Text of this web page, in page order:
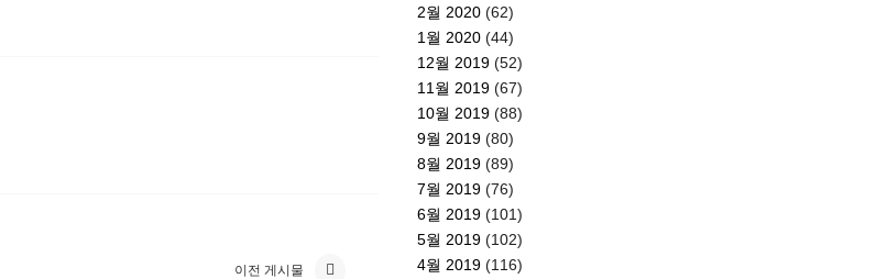
이전 게시물
2월 2020 (62)
1월 2020 (44)
12월 2019 (52)
11월 2019 (67)
10월 2019 (88)
9월 2019 (80)
8월 2019 (89)
7월 2019 (76)
6월 2019 (101)
5월 2019 (102)
4월 2019 (116)